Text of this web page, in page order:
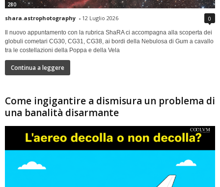
280
shara.astrophotography - 12 Luglio 2026 0
Il nuovo appuntamento con la rubrica ShaRA ci accompagna alla scoperta dei
globuli cometari CG30, CG31, CG38, ai bordi della Nebulosa di Gum a cavallo
tra le costellazioni della Poppa e della Vela
Continua a leggere
Come ingigantire a dismisura un problema di
una banalità disarmante